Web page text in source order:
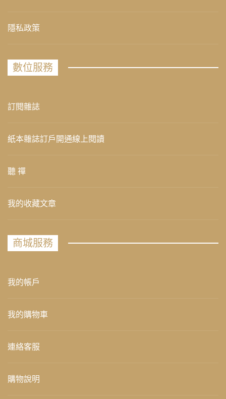
隱私政策
數位服務
訂閱雜誌
紙本雜誌訂戶開通線上閱讀
聽 禪
我的收藏文章
商城服務
我的帳戶
我的購物車
連絡客服
購物說明